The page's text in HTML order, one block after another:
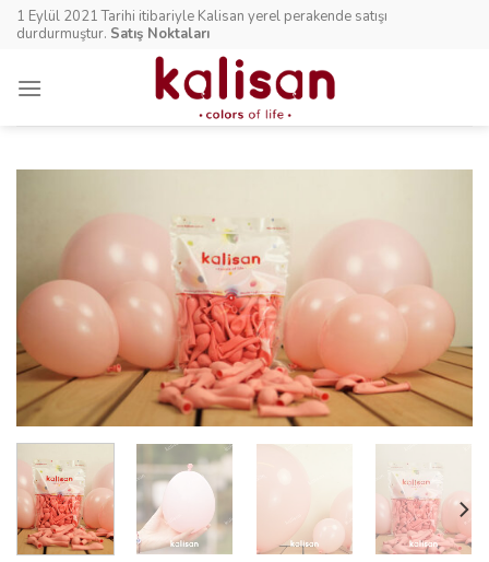
Skip1 Eylül 2021 Tarihi itibariyle Kalisan yerel perakende satışı
durdurmuştur. Satış Noktaları